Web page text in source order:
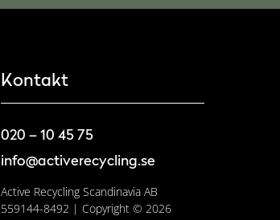
Kontakt
020 – 10 45 75
info@activerecycling.se
Active Recycling Scandinavia AB
559144-8492 | Copyright © 2026